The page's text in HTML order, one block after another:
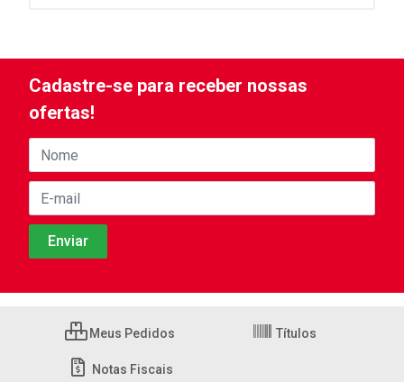
Cadastre-se para receber nossas
ofertas!
Meus Pedidos Títulos
Notas Fiscais